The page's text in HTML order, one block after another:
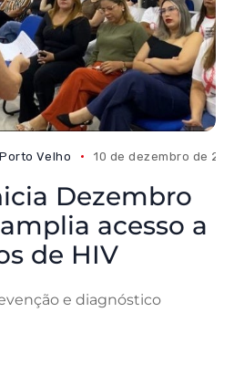
Velho 10 de dezembro de
Dezembro
acesso a
de HIV
e diagnóstico